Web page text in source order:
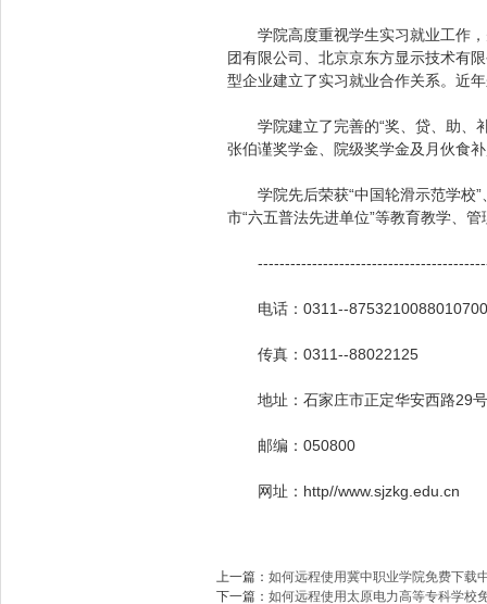
学院高度重视学生实习就业工作，
团有限公司、北京京东方显示技术有
型企业建立了实习就业合作关系。近
学院建立了完善的“奖、贷、助、补
张伯谨奖学金、院级奖学金及月伙食
学院先后荣获“中国轮滑示范学校”
市“六五普法先进单位”等教育教学、
电话：0311--
传真：0311--88022125
地址：石家庄市正定华安西路29号
邮编：050800
网址：http//www.sjzkg.edu.cn
上一篇： 如何远程使用冀中职业学院免费下载
下一篇： 如何远程使用太原电力高等专科学校